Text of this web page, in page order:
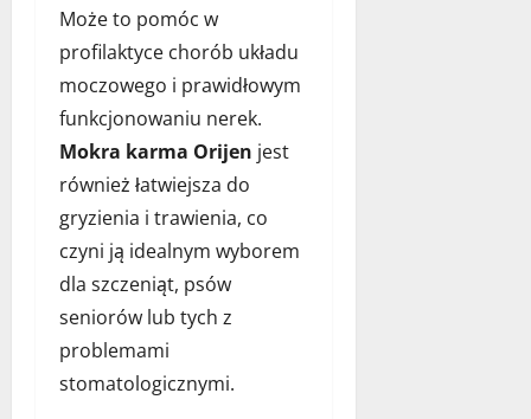
Może to pomóc w
profilaktyce chorób układu
moczowego i prawidłowym
funkcjonowaniu nerek.
Mokra karma Orijen jest
również łatwiejsza do
gryzienia i trawienia, co
czyni ją idealnym wyborem
dla szczeniąt, psów
seniorów lub tych z
problemami
stomatologicznymi.